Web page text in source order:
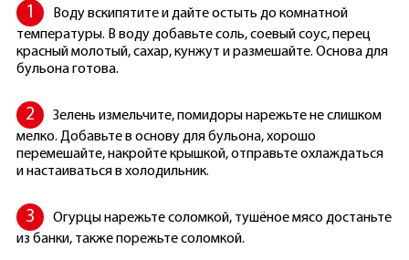
Воду вскипятите и дайте остыть до комнатной
температуры. В воду добавьте соль, соевый соус, перец
красный молотый, сахар, кунжут и размешайте. Основа для
бульона готова.
Зелень измельчите, помидоры нарежьте не слишком
мелко. Добавьте в основу для бульона, хорошо
перемешайте, накройте крышкой, отправьте охлаждаться
и настаиваться в холодильник.
Огурцы нарежьте соломкой, тушёное мясо достаньте
из банки, также порежьте соломкой.